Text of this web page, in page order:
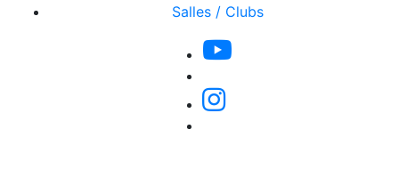
Salles / Clubs